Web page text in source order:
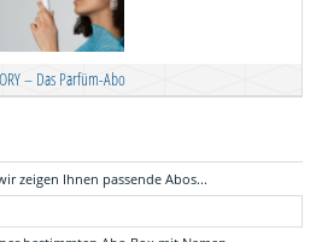
– Das Parfüm-Abo
zeigen Ihnen passende Abos...